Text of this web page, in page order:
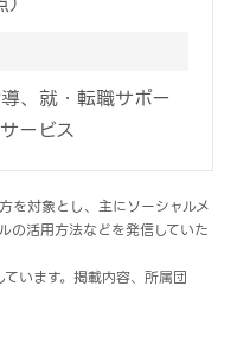
、就・転職サポー
ービス
を対象とし、主にソーシャルメ
の活用方法などを発信していた
います。掲載内容、所属団